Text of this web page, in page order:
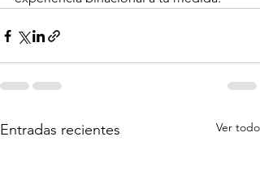
Entradas recientes Ver todo